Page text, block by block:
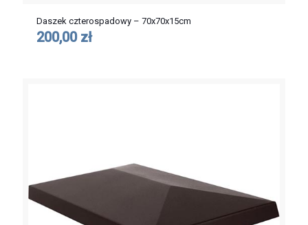
Daszek czterospadowy – 70x70x15cm
200,00 zł